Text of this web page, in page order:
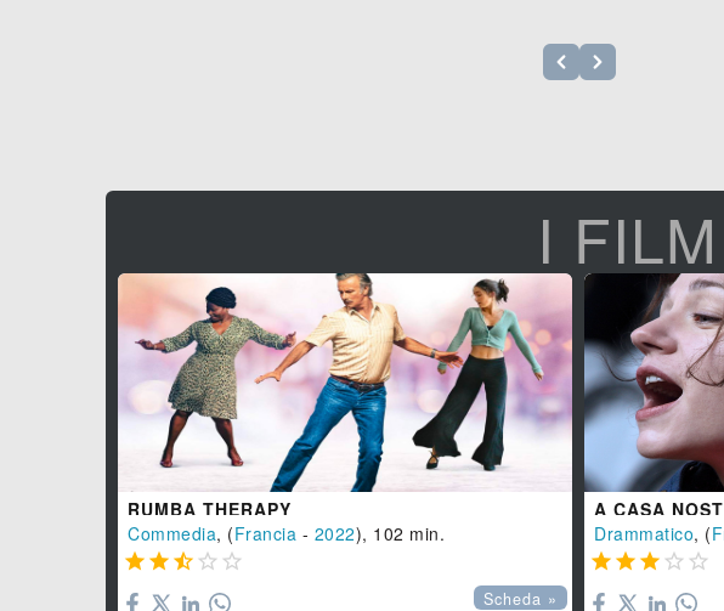
I
RUMBA THERAPY
Commedia, (Francia - 2022), 102 min.
    
Scheda »
A CASA
Drammatico, (
    